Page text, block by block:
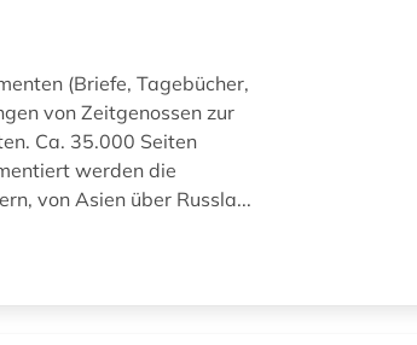
(Briefe, Tagebücher,
von Zeitgenossen zur
Ca. 35.000 Seiten
werden die
von Asien über Russla...